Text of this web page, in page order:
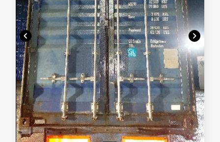
chevron_left chevron_right